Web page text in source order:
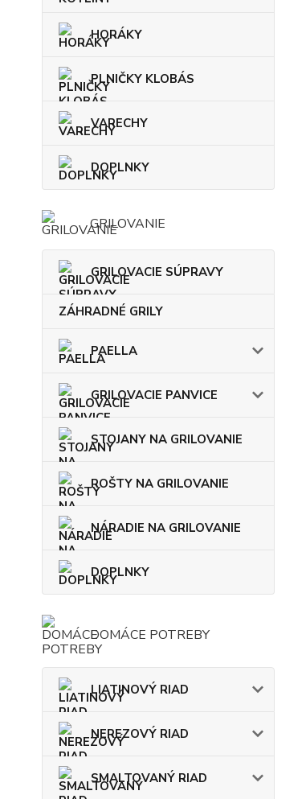
HORÁKY
PLNIČKY KLOBÁS
VARECHY
DOPLNKY
GRILOVANIE
GRILOVACIE SÚPRAVY
ZÁHRADNÉ GRILY
PAELLA
GRILOVACIE PANVICE
STOJANY NA GRILOVANIE
ROŠTY NA GRILOVANIE
NÁRADIE NA GRILOVANIE
DOPLNKY
DOMÁCE POTREBY
LIATINOVÝ RIAD
NEREZOVÝ RIAD
SMALTOVANÝ RIAD